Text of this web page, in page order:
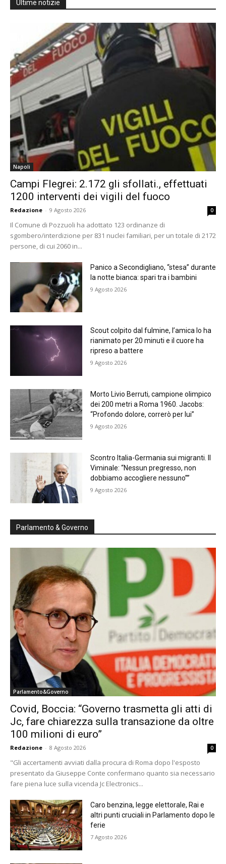
Ultime notizie
Napoli
Campi Flegrei: 2.172 gli sfollati., effettuati
1200 interventi dei vigili del fuoco
Redazione - 9 Agosto 2026 0
Il Comune di Pozzuoli ha adottato 123 ordinanze di
sgombero/interdizione per 831 nuclei familiari, per un totale di 2172
persone, di cui 2060 in...
Panico a Secondigliano, “stesa” durante
la notte bianca: spari tra i bambini
9 Agosto 2026
Scout colpito dal fulmine, l’amica lo ha
rianimato per 20 minuti e il cuore ha
ripreso a battere
9 Agosto 2026
Morto Livio Berruti, campione olimpico
dei 200 metri a Roma 1960. Jacobs:
“Profondo dolore, correrò per lui”
9 Agosto 2026
Scontro Italia-Germania sui migranti. Il
Viminale: “Nessun pregresso, non
dobbiamo accogliere nessuno””
9 Agosto 2026
Parlamento & Governo
Parlamento&Governo
Covid, Boccia: “Governo trasmetta gli atti di
Jc, fare chiarezza sulla transazione da oltre
100 milioni di euro”
Redazione - 8 Agosto 2026 0
"Gli accertamenti avviati dalla procura di Roma dopo l'esposto
presentato da Giuseppe Conte confermano quanto sia necessario
fare piena luce sulla vicenda Jc Electronics...
Caro benzina, legge elettorale, Rai e
altri punti cruciali in Parlamento dopo le
ferie
7 Agosto 2026